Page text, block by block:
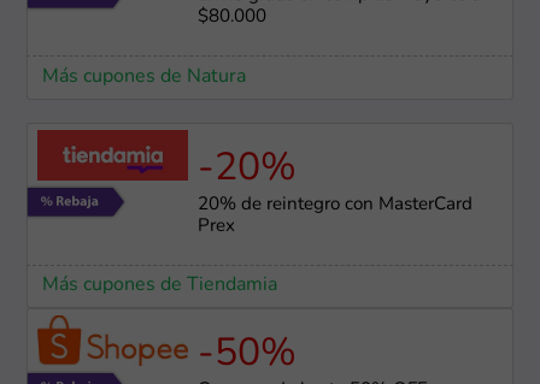
$80.000
Más cupones de Natura
-20%
20% de reintegro con MasterCard
Prex
Más cupones de Tiendamia
-50%